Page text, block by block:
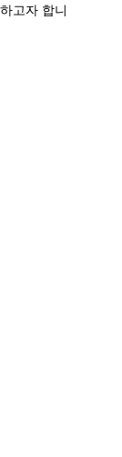
고자 합니